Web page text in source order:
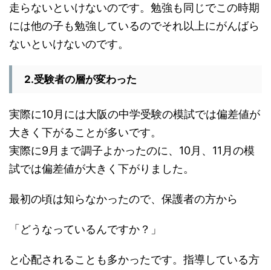
走らないといけないのです。勉強も同じでこの時期
には他の子も勉強しているのでそれ以上にがんばら
ないといけないのです。
2.受験者の層が変わった
実際に10月には大阪の中学受験の模試では偏差値が
大きく下がることが多いです。
実際に9月まで調子よかったのに、10月、11月の模
試では偏差値が大きく下がりました。
最初の頃は知らなかったので、保護者の方から
「どうなっているんですか？」
と心配されることも多かったです。指導している方